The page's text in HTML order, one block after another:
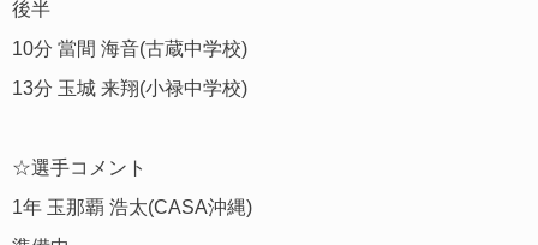
後半
10分 當間 海音(古蔵中学校)
13分 玉城 来翔(小禄中学校)
☆選手コメント
1年 玉那覇 浩太(CASA沖縄)